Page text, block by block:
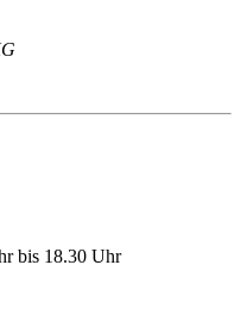
bis 18.30 Uhr